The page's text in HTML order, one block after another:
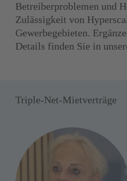
Betreiber­problemen und
Zulässigkeit von
Gewerbegebieten.
Details finden Sie in
Triple-Net-Mietverträge